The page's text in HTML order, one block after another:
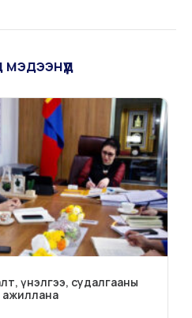
үнэлгээ, судалгааны
ажиллана